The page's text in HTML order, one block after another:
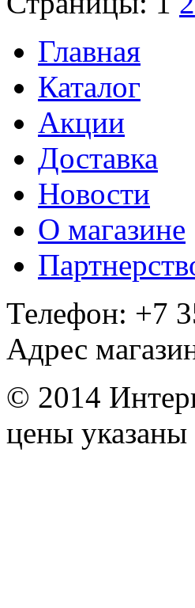
Главная
Каталог
Акции
Доставка
Новости
О магазине
Телефон: +7
Адрес
© 2014
цены указаны